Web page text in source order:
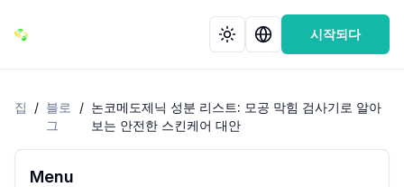
시작되다
집 / 블로
그
/ 논코메도제닉 성분 리스트: 모공 막힘 검사기로 알아
보는 안전한 스킨케어 대안
Menu